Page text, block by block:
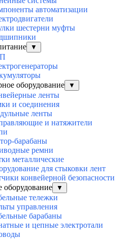
автоматизации
шестерни муфты
▼
оборудование
▼
ленты
и соединения
ленты
и натяжители
барабаны
ремни
металлические
для стыковки лент
конвейерной безопасности
оборудование
▼
тележки
управления
барабаны
и цепные электротали